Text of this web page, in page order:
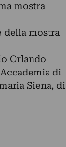
mostra
della mostra
Orlando
di
Siena, di